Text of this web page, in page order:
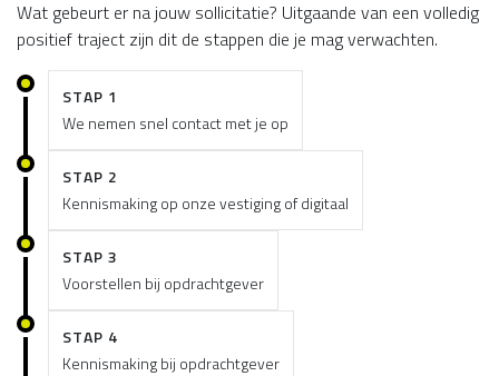
Wat gebeurt er na jouw sollicitatie? Uitgaande van een volledig
positief traject zijn dit de stappen die je mag verwachten.
STAP 1
We nemen snel contact met je op
STAP 2
Kennismaking op onze vestiging of digitaal
STAP 3
Voorstellen bij opdrachtgever
STAP 4
Kennismaking bij opdrachtgever